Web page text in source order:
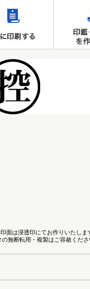
面は浸透印にてお作りいたし
無断転用・複製はご容赦くだ